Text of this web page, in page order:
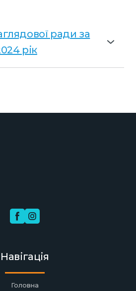
ради за
рік
Навігація
Головна